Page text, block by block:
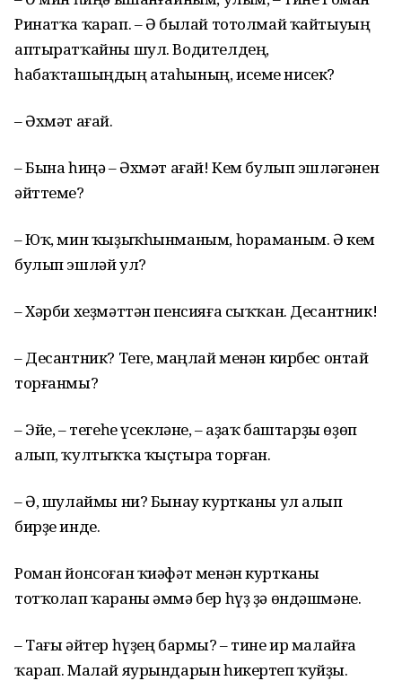
Ринатҡа ҡарап. – Ә былай тотолмай ҡайтыуың
аптыратҡайны шул. Водителдең,
һабаҡташыңдың атаһының, исеме нисек?
– Әхмәт ағай.
– Бына һиңә – Әхмәт ағай! Кем булып эшләгәнен
әйттеме?
– Юҡ, мин ҡыҙыҡһынманым, һораманым. Ә кем
булып эшләй ул?
– Хәрби хеҙмәттән пенсияға сыҡҡан. Десантник!
– Десантник? Теге, маңлай менән кирбес онтай
торғанмы?
– Эйе, – тегеһе үсекләне, – аҙаҡ баштарҙы өҙөп
алып, ҡултыҡҡа ҡыҫтыра торған.
– Ә, шулаймы ни? Бынау куртканы ул алып
бирҙе инде.
Роман йонсоған ҡиәфәт менән куртканы
тотҡолап ҡараны әммә бер һүҙ ҙә өндәшмәне.
– Тағы әйтер һүҙең бармы? – тине ир малайға
ҡарап. Малай яурындарын һикертеп ҡуйҙы.